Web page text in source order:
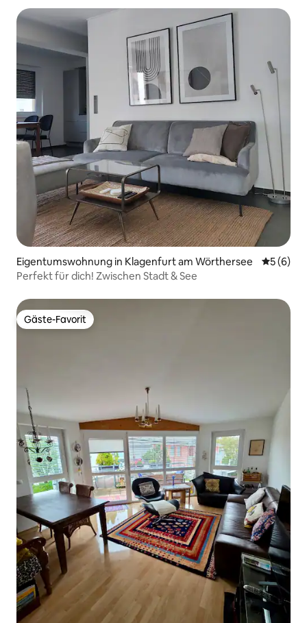
Eigentumswohnung in Klagenfurt am Wörthersee
5 (6)
Perfekt für dich! Zwischen Stadt & See
Gäste-Favorit
Gäste-Favorit